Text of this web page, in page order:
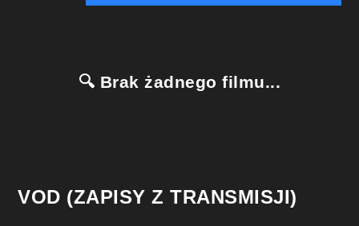
🔍 Brak żadnego filmu...
VOD (ZAPISY Z TRANSMISJI)